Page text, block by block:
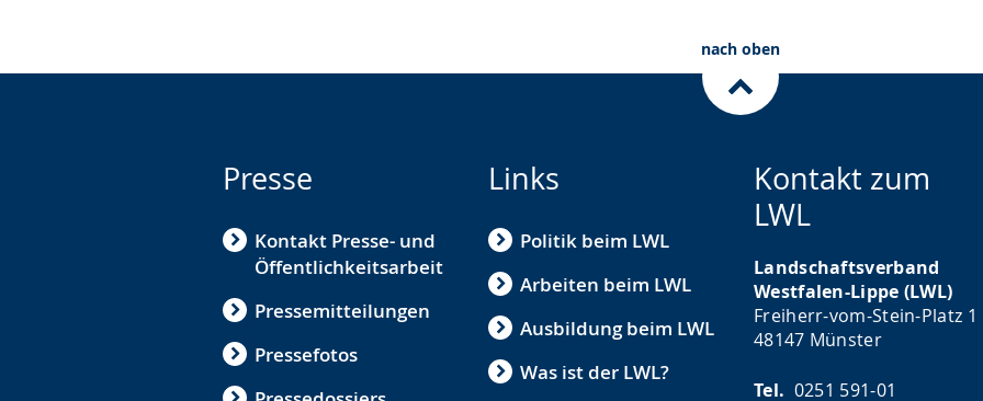
nach oben
Presse
Kontakt Presse- und
Öffentlichkeitsarbeit
Pressemitteilungen
Pressefotos
Links
Politik beim LWL
Arbeiten beim LWL
Ausbildung beim LWL
Was ist der LWL?
Kontakt zum
LWL
Landschaftsverband
Westfalen-Lippe (LWL)
Freiherr-vom-Stein-Platz 1
48147 Münster
Tel. 0251 591-01